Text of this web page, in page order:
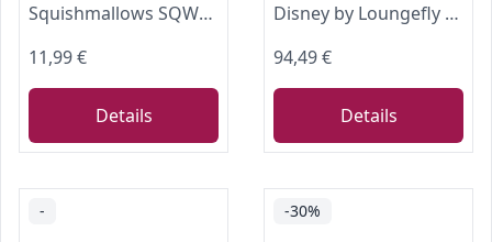
Squishmallows SQWB00314 - Der Herr der Ringe Gandalf 25 cm, offizielles Jazwares Plüsch, superweiches Kuscheltier
11,99 €
Details
Disney by Loungefly sac à dos Lilo and Stitch Springtime
94,49 €
Details
- -30%